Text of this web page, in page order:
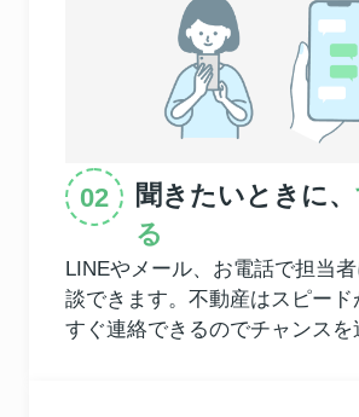
聞きたいときに、
る
LINEやメール、お電話で担当
談できます。不動産はスピード
すぐ連絡できるのでチャンスを